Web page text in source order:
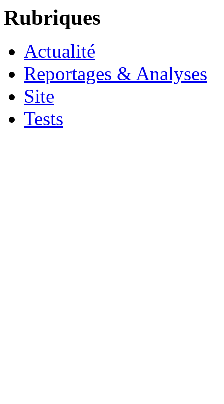
Rubriques
Actualité
Reportages & Analyses
Site
Tests